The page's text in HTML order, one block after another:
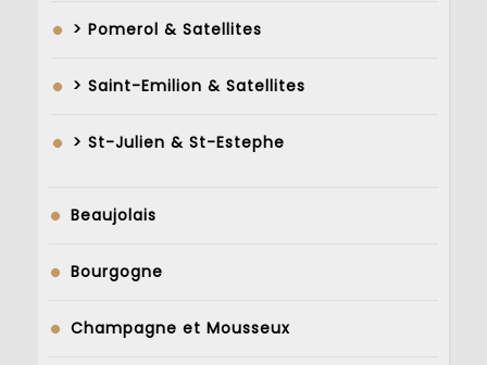
> Pomerol & Satellites
> Saint-Emilion & Satellites
> St-Julien & St-Estephe
Beaujolais
Bourgogne
Champagne et Mousseux